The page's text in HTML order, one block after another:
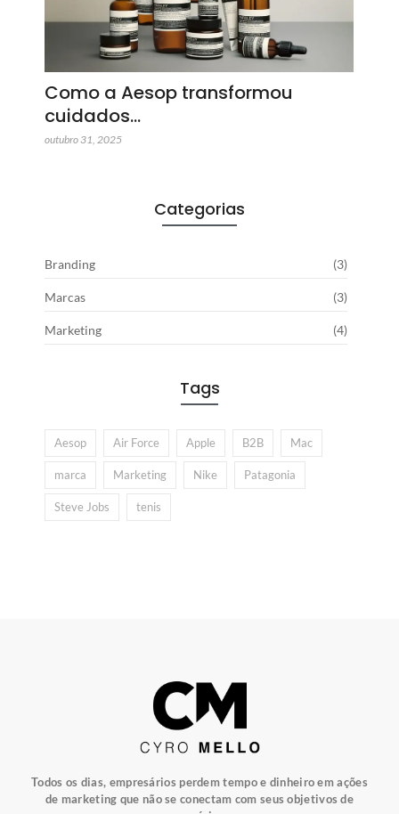
Como a Aesop transformou
cuidados…
outubro 31, 2025
Categorias
Branding (3)
Marcas (3)
Marketing (4)
Tags
Aesop Air Force Apple B2B Mac
marca Marketing Nike Patagonia
Steve Jobs tenis
Todos os dias, empresários perdem tempo e dinheiro em ações
de marketing que não se conectam com seus objetivos de